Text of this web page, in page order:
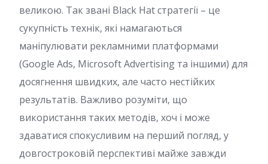
великою. Так звані Black Hat стратегії – це
сукупність технік, які намагаються
маніпулювати рекламними платформами
(Google Ads, Microsoft Advertising та іншими) для
досягнення швидких, але часто нестійких
результатів. Важливо розуміти, що
використання таких методів, хоч і може
здаватися спокусливим на перший погляд, у
довгостроковій перспективі майже завжди